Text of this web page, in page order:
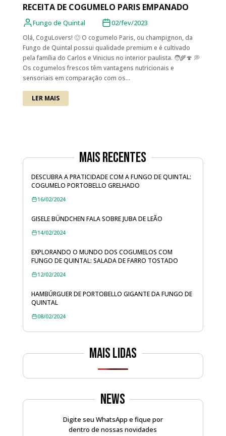
RECEITA DE COGUMELO PARIS EMPANADO
Fungo de Quintal 02/fev/2023
Olá, CoguLovers! 🙂 O cogumelo Paris, ou champignon, da
Fungo de Quintal possui qualidade premium e é cultivado
pela família do Carlos e Vinicius no interior paulista. 🧑‍🌾🍄 💭
Os cogumelos frescos têm vantagens nutricionais e
sensoriais em comparação com os...
LER MAIS
Mais Recentes
DESCUBRA A PRATICIDADE COM A FUNGO DE QUINTAL:
COGUMELO PORTOBELLO GRELHADO
16/02/2024
GISELE BÜNDCHEN FALA SOBRE JUBA DE LEÃO
14/02/2024
EXPLORANDO O MUNDO DOS COGUMELOS COM
FUNGO DE QUINTAL: SALADA DE FARRO TOSTADO
12/02/2024
HAMBÚRGUER DE PORTOBELLO GIGANTE DA FUNGO DE
QUINTAL
08/02/2024
Mais lidas
News
Digite seu WhatsApp e fique por
dentro de nossas novidades